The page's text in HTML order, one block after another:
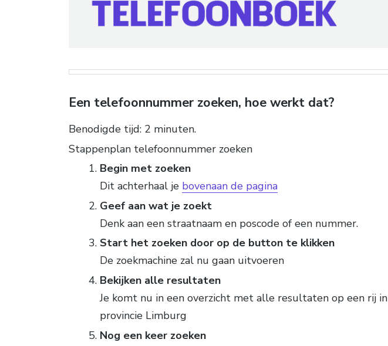
Een telefoonnummer zoeken, hoe werkt dat?
Benodigde tijd: 2 minuten.
Stappenplan telefoonnummer zoeken
Begin met zoeken
Dit achterhaal je bovenaan de pagina
Geef aan wat je zoekt
Denk aan een straatnaam en poscode of een nummer.
Start het zoeken door op de button te klikken
De zoekmachine zal nu gaan uitvoeren
Bekijken alle resultaten
Je komt nu in een overzicht met alle resultaten op een rij in
provincie Limburg
Nog een keer zoeken